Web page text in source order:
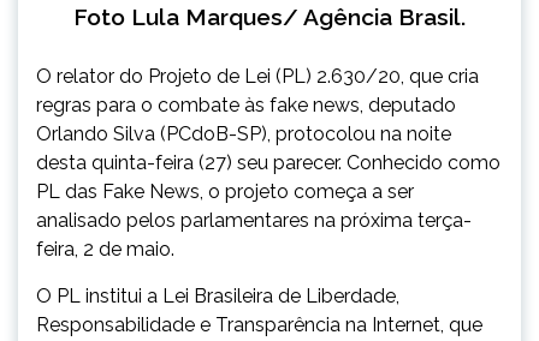
Foto Lula Marques/ Agência Brasil.
O relator do Projeto de Lei (PL) 2.630/20, que cria
regras para o combate às fake news, deputado
Orlando Silva (PCdoB-SP), protocolou na noite
desta quinta-feira (27) seu parecer. Conhecido como
PL das Fake News, o projeto começa a ser
analisado pelos parlamentares na próxima terça-
feira, 2 de maio.
O PL institui a Lei Brasileira de Liberdade,
Responsabilidade e Transparência na Internet, que